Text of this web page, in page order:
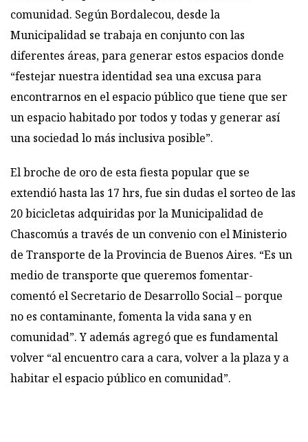
comunidad. Según Bordalecou, desde la
Municipalidad se trabaja en conjunto con las
diferentes áreas, para generar estos espacios donde
“festejar nuestra identidad sea una excusa para
encontrarnos en el espacio público que tiene que ser
un espacio habitado por todos y todas y generar así
una sociedad lo más inclusiva posible”.
El broche de oro de esta fiesta popular que se
extendió hasta las 17 hrs, fue sin dudas el sorteo de las
20 bicicletas adquiridas por la Municipalidad de
Chascomús a través de un convenio con el Ministerio
de Transporte de la Provincia de Buenos Aires. “Es un
medio de transporte que queremos fomentar-
comentó el Secretario de Desarrollo Social – porque
no es contaminante, fomenta la vida sana y en
comunidad”. Y además agregó que es fundamental
volver “al encuentro cara a cara, volver a la plaza y a
habitar el espacio público en comunidad”.